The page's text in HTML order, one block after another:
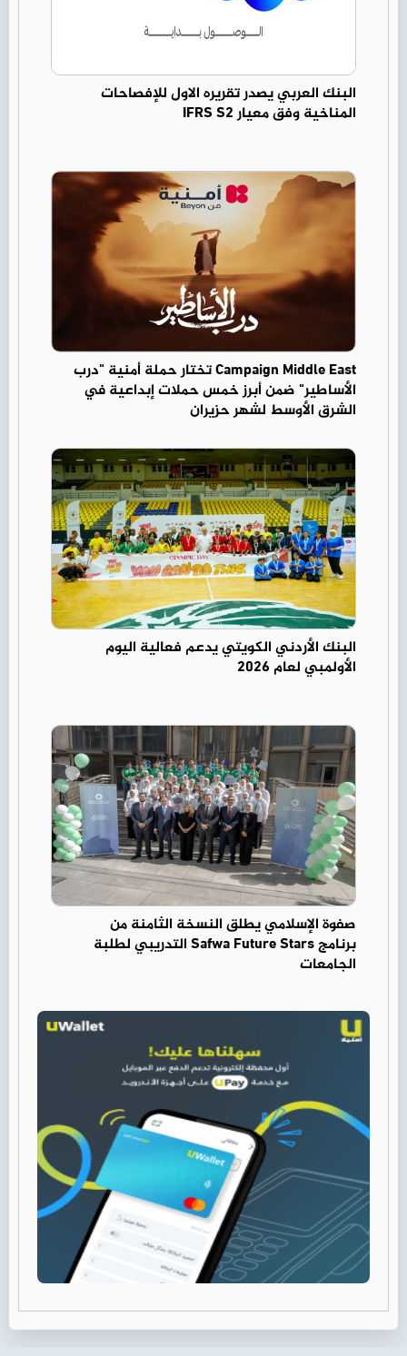
البنك العربي يصدر تقريره الاول للإفصاحات
المناخية وفق معيار IFRS S2
Campaign Middle East تختار حملة أمنية "درب
الأساطير" ضمن أبرز خمس حملات إبداعية في
الشرق الأوسط لشهر حزيران
البنك الأردني الكويتي يدعم فعالية اليوم
الأولمبي لعام 2026
صفوة الإسلامي يطلق النسخة الثامنة من
برنامج Safwa Future Stars التدريبي لطلبة
الجامعات